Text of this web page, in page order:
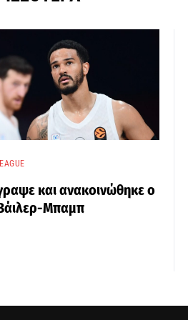
και ανακοινώθηκε ο
Μπαμπ